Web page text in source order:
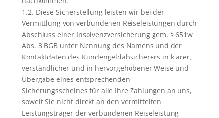
1.2. Diese Sicherstellung leisten wir bei der
Vermittlung von verbundenen Reiseleistungen durch
Abschluss einer Insolvenzversicherung gem. § 651w
Abs. 3 BGB unter Nennung des Namens und der
Kontaktdaten des Kundengeldabsicherers in klarer,
verständlicher und in hervorgehobener Weise und
Übergabe eines entsprechenden
Sicherungsscheines für alle Ihre Zahlungen an uns,
soweit Sie nicht direkt an den vermittelten
Leistungsträger der verbundenen Reiseleistung